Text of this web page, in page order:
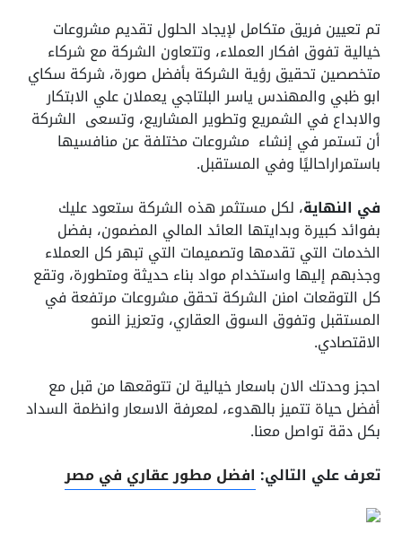
تم تعيين فريق متكامل لإيجاد الحلول تقديم مشروعات
خيالية تفوق افكار العملاء، وتتعاون الشركة مع شركاء
متخصصين تحقيق رؤية الشركة بأفضل صورة، شركة سكاي
ابو ظبي والمهندس ياسر البلتاجي يعملان علي الابتكار
والابداع في الشمريع وتطوير المشاريع، وتسعى الشركة
أن تستمر في إنشاء مشروعات مختلفة عن منافسيها
باستمراراحاليًا وفي المستقبل.
في النهاية، لكل مستثمر هذه الشركة ستعود عليك
بفوائد كبيرة وبدايتها العائد المالي المضمون، بفضل
الخدمات التي تقدمها وتصميمات التي تبهر كل العملاء
وجذبهم إليها واستخدام مواد بناء حديثة ومتطورة، وتقع
كل التوقعات امنن الشركة تحقق مشروعات مرتفعة في
المستقبل وتفوق السوق العقاري، وتعزيز النمو
الاقتصادي.
احجز وحدتك الان باسعار خيالية لن تتوقعها من قبل مع
أفضل حياة تتميز بالهدوء، لمعرفة الاسعار وانظمة السداد
بكل دقة تواصل معنا.
تعرف علي التالي: افضل مطور عقاري في مصر